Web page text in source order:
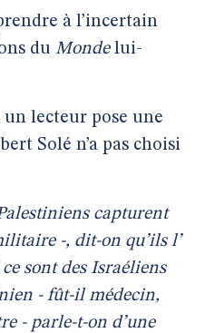
à l’incertain
du Mondelui-
un lecteur pose une
Solé n’a pas choisi
capturent
-, dit-on qu’ils l’
sont des Israéliens
- fût-il médecin,
- parle-t-on d’une